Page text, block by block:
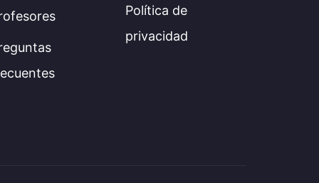
Política de
privacidad